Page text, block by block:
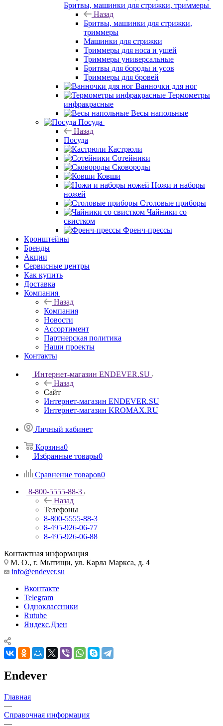
Бритвы, машинки для стрижки, триммеры
Назад
Бритвы, машинки для стрижки,
триммеры
Машинки для стрижки
Триммеры для носа и ушей
Триммеры универсальные
Бритвы для бороды и усов
Триммеры для бровей
Ванночки для ног
Термометры
инфракрасные
Весы напольные
Посуда
Назад
Посуда
Кастрюли
Сотейники
Сковороды
Ковши
Ножи и наборы
ножей
Столовые приборы
Чайники со
свистком
Френч-прессы
Кронштейны
Бренды
Акции
Сервисные центры
Как купить
Доставка
Компания
Назад
Компания
Новости
Ассортимент
Партнерская политика
Наши проекты
Контакты
Интернет-магазин ENDEVER.SU
Назад
Сайт
Интернет-магазин ENDEVER.SU
Интернет-магазин KROMAX.RU
Личный кабинет
Корзина0
Избранные товары0
Сравнение товаров0
8-800-5555-88-3
Назад
Телефоны
8-800-5555-88-3
8-495-926-06-77
8-495-926-06-88
Контактная информация
М. О., г. Мытищи, ул. Карла Маркса, д. 4
info@endever.su
Вконтакте
Telegram
Одноклассники
Rutube
Яндекс.Дзен
Endever
Главная
—
Справочная информация
—